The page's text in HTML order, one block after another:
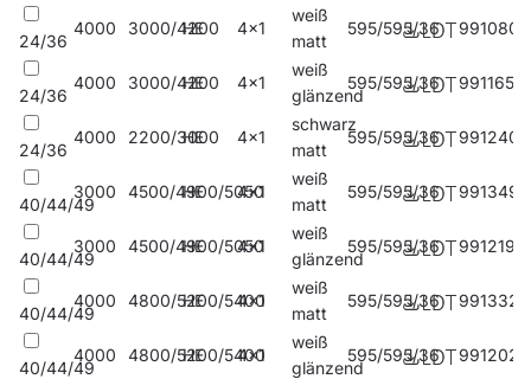
24/36
4000 3000/4200
HE 4x1
weiß
matt
595/595/36 991080
24/36
4000 3000/4200
HE 4x1
weiß
glänzend
595/595/36 991165
24/36
4000 2200/3000
HE 4x1
schwarz
matt
595/595/36 991240
40/44/49
3000 4500/4900/5050
HE 4x1
weiß
matt
595/595/36 991349
40/44/49
3000 4500/4900/5050
HE 4x1
weiß
glänzend
595/595/36 991219
40/44/49
4000 4800/5200/5400
HE 4x1
weiß
matt
595/595/36 991332
40/44/49
4000 4800/5200/5400
HE 4x1
weiß
glänzend
595/595/36 991202